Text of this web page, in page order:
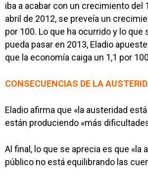
iba a acabar con un crecimiento del
abril de 2012, se preveía un
por 100. Lo que ha ocurrido y lo que
pueda pasar en 2013, Eladio
que la economía caiga un 1,1 por
CONSECUENCIAS DE LA
Eladio afirma que «la austeridad
están produciendo «más
Al final, lo que se aprecia es que
público no está equilibrando las